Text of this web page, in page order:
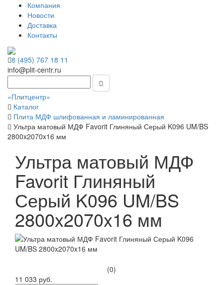
Компания
Новости
Доставка
Контакты
8 (495) 767 18 11
info@plit-centr.ru
«Плитцентр»
Каталог
Плита МДФ шлифованная и ламинированная
Ультра матовый МДФ Favorit Глиняный Серый K096 UM/BS
2800x2070x16 мм
Ультра матовый МДФ
Favorit Глиняный
Серый K096 UM/BS
2800x2070x16 мм
(0)
11 033 руб.